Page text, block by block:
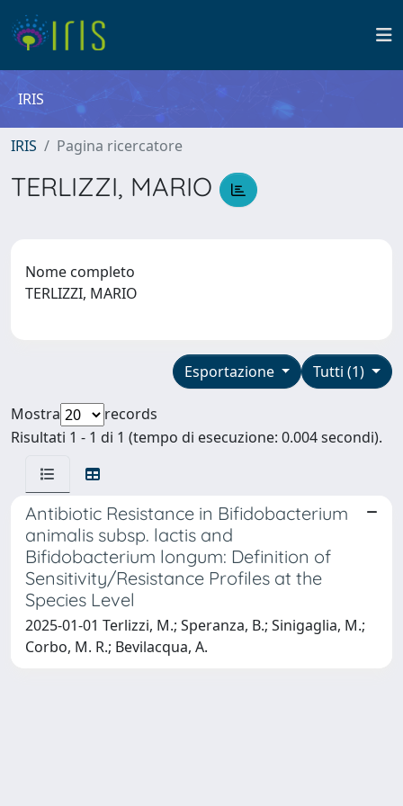
IRIS
IRIS Pagina ricercatore
TERLIZZI, MARIO
Nome completo
TERLIZZI, MARIO
Tutti (1)
Esportazione
Mostra
records
Risultati 1 - 1 di 1 (tempo di esecuzione: 0.004 secondi).
Antibiotic Resistance in Bifidobacterium
animalis subsp. lactis and
Bifidobacterium longum: Definition of
Sensitivity/Resistance Profiles at the
Species Level
2025-01-01 Terlizzi, M.; Speranza, B.; Sinigaglia, M.;
Corbo, M. R.; Bevilacqua, A.